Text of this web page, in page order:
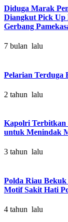
Diduga Marak
Diangkut Pick Up
Gerbang
7 bulan lalu
Pelarian Terduga
2 tahun lalu
Kapolri Terbitkan
untuk Menindak
3 tahun lalu
Polda Riau
Motif Sakit Hati
4 tahun lalu